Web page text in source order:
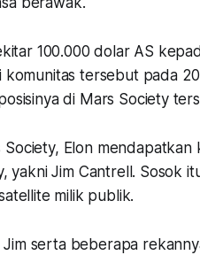
100.000 dolar AS
tersebut pada
di Mars Society
Elon
yakni Jim Cantrell. Sosok
milik publik.
serta beberapa